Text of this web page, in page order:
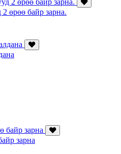
өрөө байр зарна.
зарна